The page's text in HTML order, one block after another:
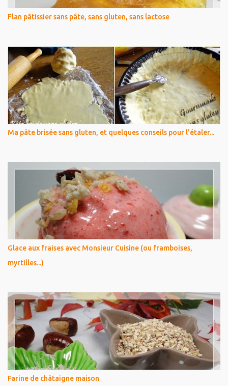
Flan pâtissier sans pâte, sans gluten, sans lactose
Ma pâte brisée sans gluten, et quelques conseils pour l'étaler...
Glace aux fraises avec Monsieur Cuisine (ou framboises,
myrtilles...)
Farine de châtaigne maison